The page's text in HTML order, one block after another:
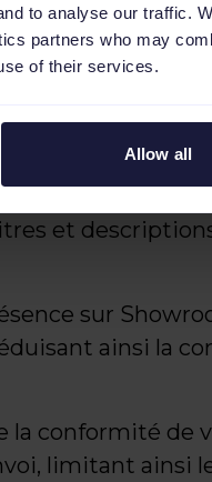
to analyse our traffic.
partners who may
of their services.
Allow all
produits pour
boutique
et
sur
ainsi la
la conformité de
limitant ainsi